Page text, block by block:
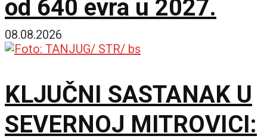
od 640 evra u 2027.
08.08.2026
KLJUČNI SASTANAK U
SEVERNOJ MITROVICI: